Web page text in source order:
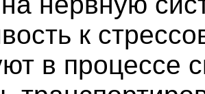
к
в процессе